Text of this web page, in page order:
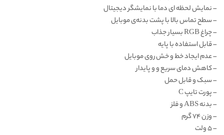
– نمایش لحظه ای دما با نمایشگر دیجیتال
– سطح تماس بالا با پشت بدنه‌ی موبایل
– چراغ RGB بسیار جذاب
– قابل استفاده با پایه
– عدم ایجاد خط و خش روی موبایل
– کاهش دمای سریع و و پایدار
– سبک و قابل حمل
– پورت تایپ C
– بدنه ABS و فلز
– وزن ۷۴ گرم
– ۵ ولت